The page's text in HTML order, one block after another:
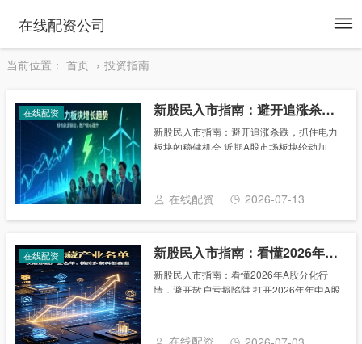
在线配资公司
当前位置： 首页 投资指南
在线配资 新股民入市指南：避开追涨杀跌，抓住电力板块的稳健机会
新股民入市指南：避开追涨杀跌，抓住电力
板块的稳健机会 近期A股市场板块轮动加
盘震荡调整阶段走出独立抗跌行情，资金持
续逆势流入......
在线配资 2026-07-13
在线配资 新股民入市指南：看懂2026年A股分化行情，避开散户亏损陷阱
新股民入市指南：看懂2026年A股分化行
情，避开散户亏损陷阱 打开2026年年中A股
2000点刷新历史纪录，算力、半导体、......